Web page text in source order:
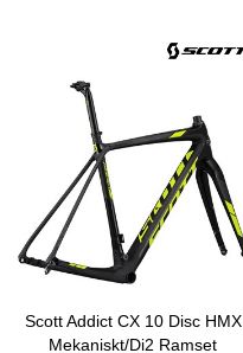
Scott Addict CX 10 Disc HMX
Mekaniskt/Di2 Ramset